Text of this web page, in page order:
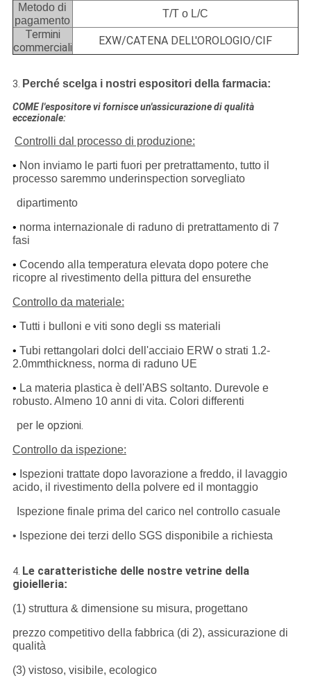
Metodo di
pagamento
T/T o L/C
Termini
commerciali
EXW/CATENA DELL'OROLOGIO/CIF
3. Perché scelga i nostri espositori della farmacia:
COME l'espositore vi fornisce un'assicurazione di qualità
eccezionale:
Controlli dal processo di produzione:
• Non inviamo le parti fuori per pretrattamento, tutto il
processo saremmo underinspection sorvegliato
dipartimento
• norma internazionale di raduno di pretrattamento di 7
fasi
• Cocendo alla temperatura elevata dopo potere che
ricopre al rivestimento della pittura del ensurethe
Controllo da materiale:
• Tutti i bulloni e viti sono degli ss materiali
• Tubi rettangolari dolci dell'acciaio ERW o strati 1.2-
2.0mmthickness, norma di raduno UE
• La materia plastica è dell'ABS soltanto. Durevole e
robusto. Almeno 10 anni di vita. Colori differenti
perle opzioni.
Controllo da ispezione:
• Ispezioni trattate dopo lavorazione a freddo, il lavaggio
acido, il rivestimento della polvere ed il montaggio
Ispezione finale prima del carico nel controllo casuale
• Ispezione dei terzi dello SGS disponibile a richiesta
4. Le caratteristiche delle nostre vetrine della
gioielleria:
(1) struttura & dimensione su misura, progettano
prezzo competitivo della fabbrica (di 2), assicurazione di
qualità
(3) vistoso, visibile, ecologico